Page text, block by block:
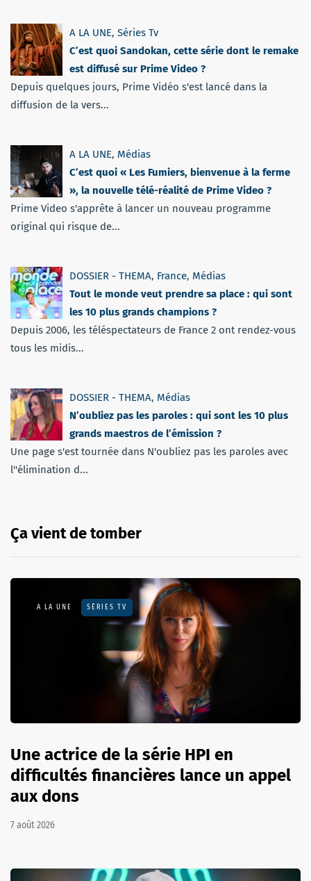
A LA UNE, Séries Tv
C’est quoi Sandokan, cette série dont le remake
est diffusé sur Prime Video ?
Depuis quelques jours, Prime Vidéo s'est lancé dans la
diffusion de la vers...
A LA UNE, Médias
C’est quoi « Les Fumiers, bienvenue à la ferme
», la nouvelle télé-réalité de Prime Video ?
Prime Video s'apprête à lancer un nouveau programme
original qui risque de...
DOSSIER - THEMA, France, Médias
Tout le monde veut prendre sa place : qui sont
les 10 plus grands champions ?
Depuis 2006, les téléspectateurs de France 2 ont rendez-vous
tous les midis...
DOSSIER - THEMA, Médias
N’oubliez pas les paroles : qui sont les 10 plus
grands maestros de l’émission ?
Une page s'est tournée dans N'oubliez pas les paroles avec
l''élimination d...
Ça vient de tomber
A LA UNE SÉRIES TV
Une actrice de la série HPI en
difficultés financières lance un appel
aux dons
7 août 2026